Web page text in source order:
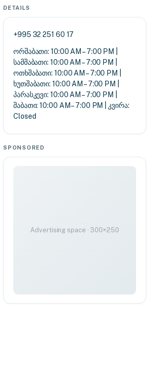
DETAILS
+995 32 251 60 17
ორშაბათი: 10:00 AM – 7:00 PM |
სამშაბათი: 10:00 AM – 7:00 PM |
ოთხშაბათი: 10:00 AM – 7:00 PM |
ხუთშაბათი: 10:00 AM – 7:00 PM |
პარასკევი: 10:00 AM – 7:00 PM |
შაბათი: 10:00 AM – 7:00 PM | კვირა:
Closed
SPONSORED
Advertising space · 300×250